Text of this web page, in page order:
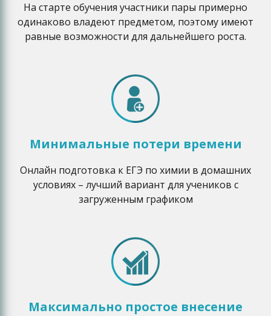
На старте обучения участники пары примерно
одинаково владеют предметом, поэтому имеют
равные возможности для дальнейшего роста.
Минимальные потери времени
Онлайн подготовка к ЕГЭ по химии в домашних
условиях – лучший вариант для учеников с
загруженным графиком
Максимально простое внесение